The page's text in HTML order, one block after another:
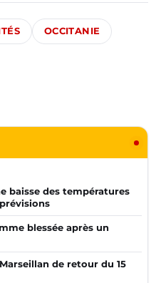
OCCITANIE
baisse des températures
blessée après un
de retour du 15